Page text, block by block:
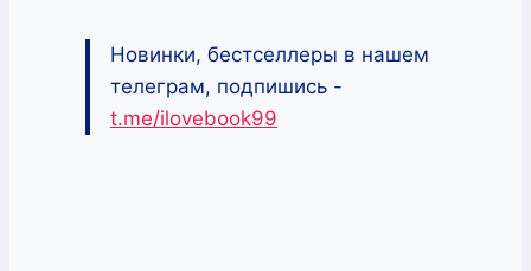
Новинки, бестселлеры в нашем
телеграм, подпишись -
t.me/ilovebook99